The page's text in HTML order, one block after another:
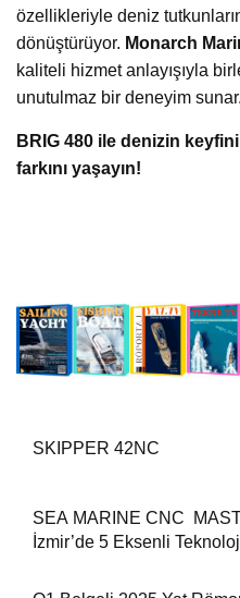
özellikleriyle deniz
dönüştürüyor. Monarch
kaliteli hizmet anlayışıyla
unutulmaz bir deneyim sunar.
BRIG 480 ile denizin
farkını yaşayın!
SKIPPER 42NC
SEA MARINE CNC
İzmir’de 5 Eksenli